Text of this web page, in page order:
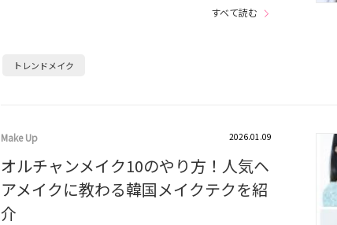
すべて読む
トレンドメイク
Make Up 2026.01.09
オルチャンメイク10のやり方！人気ヘ
アメイクに教わる韓国メイクテクを紹
介